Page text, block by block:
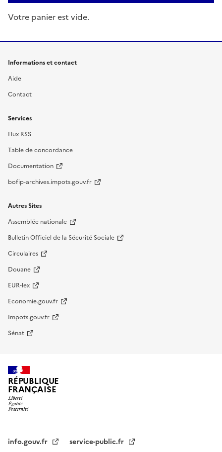
Votre panier est vide.
Informations et contact
Aide
Contact
Services
Flux RSS
Table de concordance
Documentation
bofip-archives.impots.gouv.fr
Autres Sites
Assemblée nationale
Bulletin Officiel de la Sécurité Sociale
Circulaires
Douane
EUR-lex
Economie.gouv.fr
Impots.gouv.fr
Sénat
RÉPUBLIQUE
FRANÇAISE
info.gouv.fr service-public.fr